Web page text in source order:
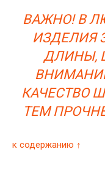
ВАЖНО! В
ИЗДЕЛИЯ
ДЛИНЫ,
КАЧЕСТВО
ТЕМ
к содержанию ↑